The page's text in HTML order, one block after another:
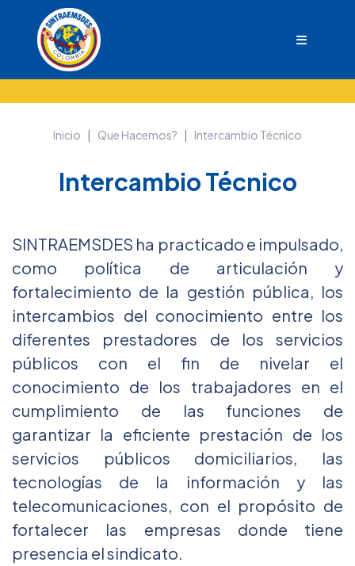
Inicio Que Hacemos? Intercambio Técnico
Intercambio Técnico
SINTRAEMSDES ha practicado e impulsado,
como política de articulación y
fortalecimiento de la gestión pública, los
intercambios del conocimiento entre los
diferentes prestadores de los servicios
públicos con el fin de nivelar el
conocimiento de los trabajadores en el
cumplimiento de las funciones de
garantizar la eficiente prestación de los
servicios públicos domiciliarios, las
tecnologías de la información y las
telecomunicaciones, con el propósito de
fortalecer las empresas donde tiene
presencia el sindicato.